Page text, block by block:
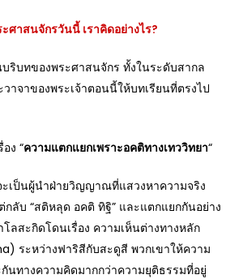
ศาสนจักรวันนี้ เราคิดอย่างไร?
บริบทของพระศาสนจักร ทั้งในระดับสากล
าจาของพระเจ้าตอนนี้ให้บทเรียนที่ตรงไป
ง “ความแตกแยกเพราะอคติทางเทววิทยา“
เป็นผู้นำฝ่ายวิญญาณที่แสวงหาความจริง
ลับ “สติหลุด อคติ ทิฐิ” และแตกแยกกันอย่าง
โลสะกิดโดนเรื่อง ความเห็นต่างทางหลัก
ระหว่างฟาริสีกับสะดูสี พวกเขาให้ความ
นทางความคิดมากกว่าความยุติธรรมที่อยู่